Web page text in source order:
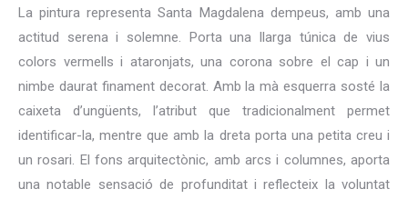
La pintura representa Santa Magdalena dempeus, amb una
actitud serena i solemne. Porta una llarga túnica de vius
colors vermells i ataronjats, una corona sobre el cap i un
nimbe daurat finament decorat. Amb la mà esquerra sosté la
caixeta d’ungüents, l’atribut que tradicionalment permet
identificar-la, mentre que amb la dreta porta una petita creu i
un rosari. El fons arquitectònic, amb arcs i columnes, aporta
una notable sensació de profunditat i reflecteix la voluntat